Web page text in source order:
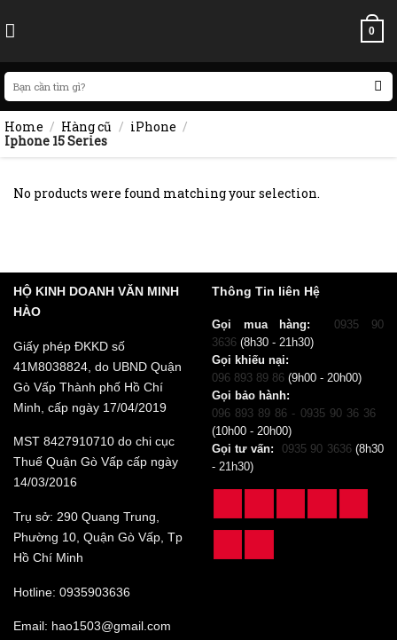
to
0
Search
for:
Home / Hàng cũ / iPhone /
Iphone 15 Series
No products were found matching your selection.
HỘ KINH DOANH VĂN MINH
HÀO
Giấy phép ĐKKD số
41M8038824, do UBND Quận
Gò Vấp Thành phố Hồ Chí
Minh, cấp ngày 17/04/2019
MST 8427910710 do chi cục
Thuế Quận Gò Vấp cấp ngày
14/03/2016
Trụ sở: 290 Quang Trung,
Phường 10, Quận Gò Vấp, Tp
Hồ Chí Minh
Hotline: 0935903636
Email: hao1503@gmail.com
Thông Tin liên Hệ
Gọi mua hàng:
0935 90
3636 (8h30 - 21h30)
Gọi khiếu nại:
096 893 89 86 (9h00 - 20h00)
Gọi bảo hành:
096 893 89 86 - 0935 90 36 36
(10h00 - 20h00)
Gọi tư vấn:
0935 90 3636(8h30
- 21h30)